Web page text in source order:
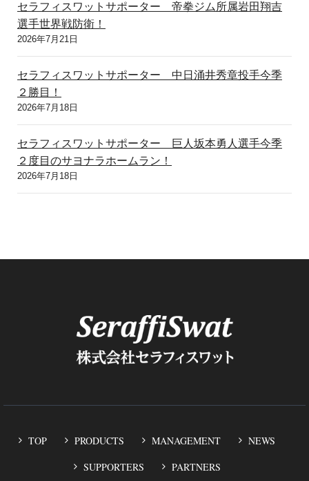
セラフィスワットサポーター 帝拳ジム所属岩田翔吉
選手世界戦防衛！
2026年7月21日
セラフィスワットサポーター 中日涌井秀章投手今季
２勝目！
2026年7月18日
セラフィスワットサポーター 巨人坂本勇人選手今季
２度目のサヨナラホームラン！
2026年7月18日
TOP PRODUCTS MANAGEMENT
NEWS
SUPPORTERS
PARTNERS